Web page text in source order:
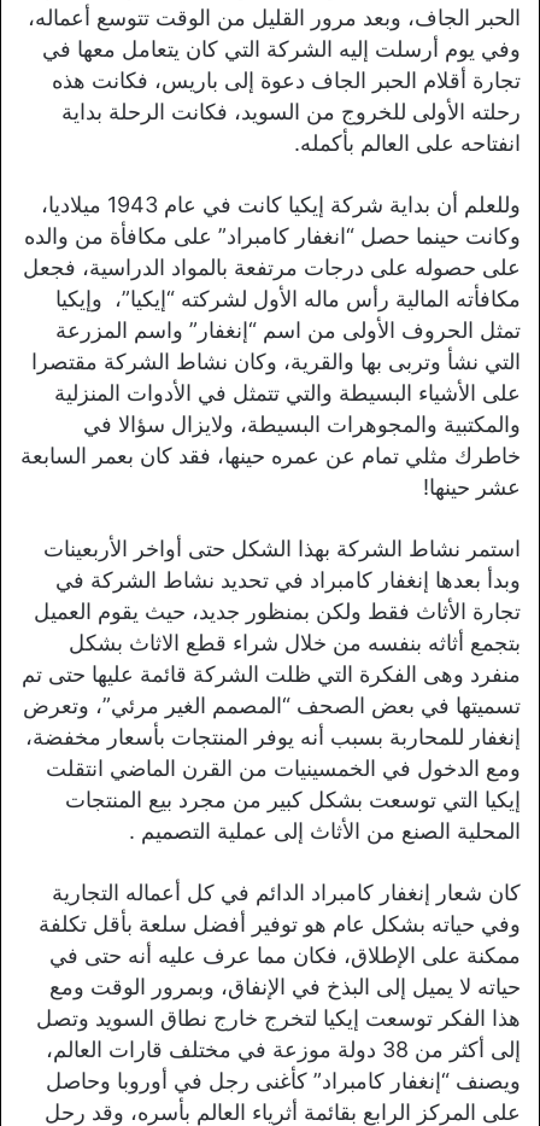
الحبر الجاف، وبعد مرور القليل من الوقت تتوسع أعماله،
وفي يوم أرسلت إليه الشركة التي كان يتعامل معها في
تجارة أقلام الحبر الجاف دعوة إلى باريس، فكانت هذه
رحلته الأولى للخروج من السويد، فكانت الرحلة بداية
انفتاحه على العالم بأكمله.
وللعلم أن بداية شركة إيكيا كانت في عام 1943 ميلاديا،
وكانت حينما حصل “انغفار كامبراد” على مكافأة من والده
على حصوله على درجات مرتفعة بالمواد الدراسية، فجعل
مكافأته المالية رأس ماله الأول لشركته “إيكيا”، وإيكيا
تمثل الحروف الأولى من اسم “إنغفار” واسم المزرعة
التي نشأ وتربى بها والقرية، وكان نشاط الشركة مقتصرا
على الأشياء البسيطة والتي تتمثل في الأدوات المنزلية
والمكتبية والمجوهرات البسيطة، ولايزال سؤالا في
خاطرك مثلي تمام عن عمره حينها، فقد كان بعمر السابعة
عشر حينها!
استمر نشاط الشركة بهذا الشكل حتى أواخر الأربعينات
وبدأ بعدها إنغفار كامبراد في تحديد نشاط الشركة في
تجارة الأثاث فقط ولكن بمنظور جديد، حيث يقوم العميل
بتجمع أثاثه بنفسه من خلال شراء قطع الاثاث بشكل
منفرد وهى الفكرة التي ظلت الشركة قائمة عليها حتى تم
تسميتها في بعض الصحف “المصمم الغير مرئي”، وتعرض
إنغفار للمحاربة بسبب أنه يوفر المنتجات بأسعار مخفضة،
ومع الدخول في الخمسينيات من القرن الماضي انتقلت
إيكيا التي توسعت بشكل كبير من مجرد بيع المنتجات
المحلية الصنع من الأثاث إلى عملية التصميم .
كان شعار إنغفار كامبراد الدائم في كل أعماله التجارية
وفي حياته بشكل عام هو توفير أفضل سلعة بأقل تكلفة
ممكنة على الإطلاق، فكان مما عرف عليه أنه حتى في
حياته لا يميل إلى البذخ في الإنفاق، وبمرور الوقت ومع
هذا الفكر توسعت إيكيا لتخرج خارج نطاق السويد وتصل
إلى أكثر من 38 دولة موزعة في مختلف قارات العالم،
ويصنف “إنغفار كامبراد” كأغنى رجل في أوروبا وحاصل
على المركز الرابع بقائمة أثرياء العالم بأسره، وقد رحل